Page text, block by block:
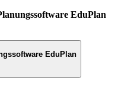
EduPlan
EduPlan